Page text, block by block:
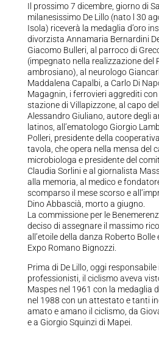
Il prossimo 7 dicembre, giorno di
milanesissimo De Lillo (nato l 30
Isola) riceverà la medaglia d’oro
divorzista Annamaria Bernardini
Giacomo Bulleri, al parroco di
(impegnato nella realizzazione del
ambrosiano), al neurologo
Maddalena Capalbi, a Carlo Di
Magagnin, i ferrovieri aggrediti
stazione di Villapizzone, al capo
Alessandro Giuliano, autore degli
latinos, all’ematologo Giorgio
Polleri, presidente della
tavola, che opera nella mensa del
microbiologa e presidente del
Claudia Sorlini e al giornalista
alla memoria, al medico e
scomparso il mese scorso e
Dino Abbascià, morto a giugno.
La commissione per le
deciso di assegnare il massimo
all’etoile della danza Roberto Bolle
Expo Romano Bignozzi.
Prima di De Lillo, oggi
professionisti, il ciclismo aveva
Maspes nel 1961 con la medaglia
nel 1988 con un attestato e tanti
amato e amano il ciclismo, da
e a Giorgio Squinzi di Mapei.